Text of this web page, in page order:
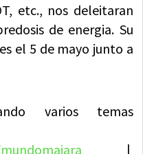
etc., nos deleitaran
de energia. Su
el 5 de mayo junto a
varios temas
|